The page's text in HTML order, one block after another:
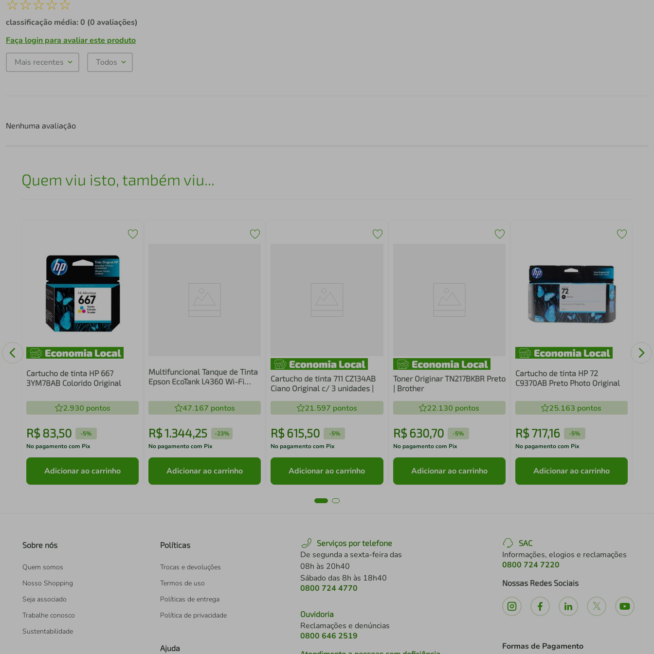
☆☆☆☆☆
classificação média: 0 (0 avaliações)
Faça login para avaliar este produto
Mais recentes Todos
Nenhuma avaliação
Quem viu isto, também viu...
Cartucho de tinta HP 667
3YM78AB Colorido Original
2.930 pontos
R$ 83,50 -5%
No pagamento com Pix
Adicionar ao carrinho
Multifuncional Tanque de Tinta
Epson EcoTank L4360 Wi-Fi
47.167 pontos
R$1.344,25 -23%
No pagamento com Pix
Adicionar ao carrinho
Cartucho de tinta 711 CZ134AB
Ciano Original c/ 3 unidades |
21.597 pontos
R$615,50 -5%
No pagamento com Pix
Adicionar ao carrinho
Toner Originar TN217BKBR Preto
| Brother
22.130 pontos
R$ 630,70 -5%
No pagamento com Pix
Adicionar ao carrinho
Cartucho de tinta HP 72
C9370AB Preto Photo Original
25.163 pontos
R$ 717,16 -5%
No pagamento com Pix
Adicionar ao carrinho
Sobre nós
Quem somos
Nosso Shopping
Seja associado
Trabalhe conosco
Sustentabilidade
Políticas
Trocas e devoluções
Termos de uso
Políticas de entrega
Política de privacidade
Ajuda
Serviços por telefone
De segunda a sexta-feira das
08h às 20h40
Sábado das 8h às 18h40
0800 724 4770
Ouvidoria
Reclamações e denúncias
0800 646 2519
SAC
Informações, elogios e reclamações
0800 724 7220
Nossas Redes Sociais
Formas de Pagamento